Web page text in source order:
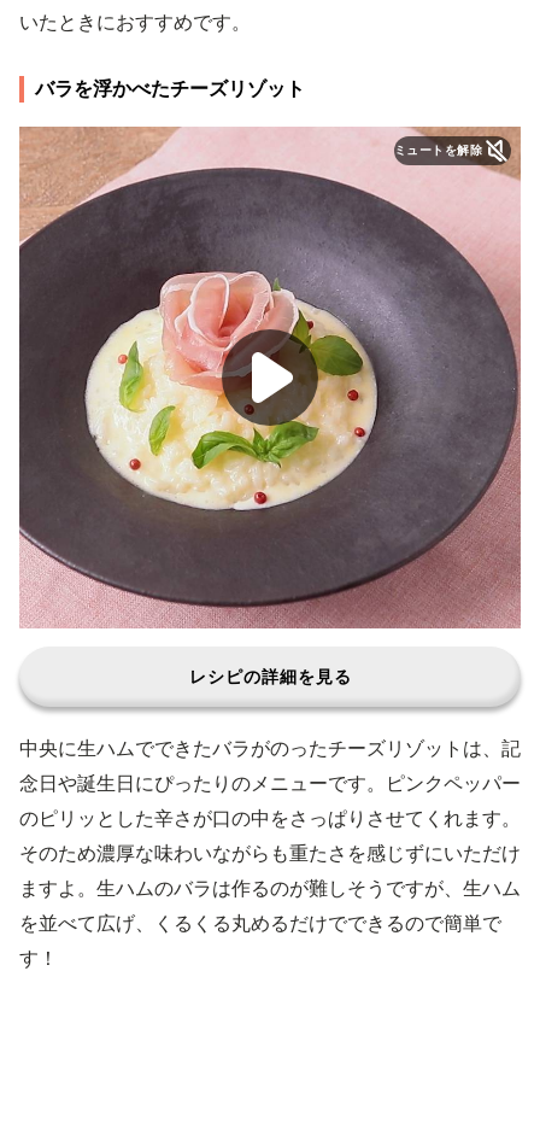
いたときにおすすめです。
バラを浮かべたチーズリゾット
ミュートを解除
レシピの詳細を見る
中央に生ハムでできたバラがのったチーズリゾットは、記
念日や誕生日にぴったりのメニューです。ピンクペッパー
のピリッとした辛さが口の中をさっぱりさせてくれます。
そのため濃厚な味わいながらも重たさを感じずにいただけ
ますよ。生ハムのバラは作るのが難しそうですが、生ハム
を並べて広げ、くるくる丸めるだけでできるので簡単で
す！